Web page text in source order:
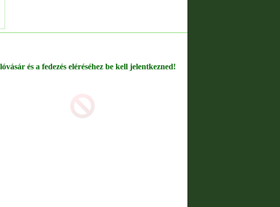
és a fedezés eléréséhez be kell jelentkezned!